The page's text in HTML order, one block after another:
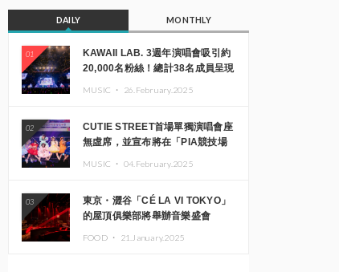
DAILY MONTHLY
01
KAWAII LAB. 3週年演唱會吸引約
20,000名粉絲！總計38名成員呈現
MUSIC ・ 26.February.2025
02
CUTIE STREET首場單獨演唱會座
無虛席，並宣布將在「PIA競技場
MUSIC ・ 04.February.2025
03
東京・澀谷「CÉ LA VI TOKYO」
的屋頂俱樂部將舉辦音樂盛會
FOOD ・ 21.January.2025